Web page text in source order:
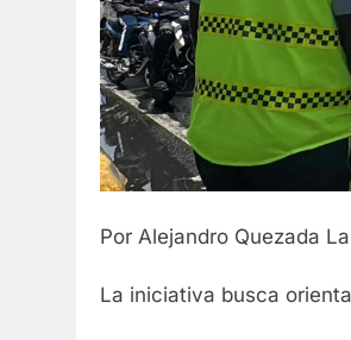
Por Alejandro Quezada
La iniciativa busca